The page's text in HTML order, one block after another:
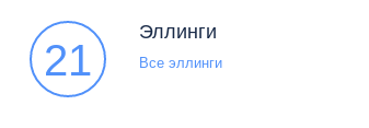
21
Эллинги
Все эллинги